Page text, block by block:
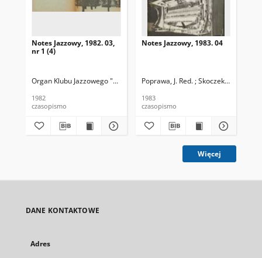
Notes Jazzowy, 1982. 03,
nr 1 (4)
Organ Klubu Jazzowego "Rotunda" Skoczek, T. Red.
1982
czasopismo
Notes Jazzowy, 1983. 04
Poprawa, J. Red. ; Skoczek T. Red.
1983
czasopismo
Więcej
DANE KONTAKTOWE
Adres